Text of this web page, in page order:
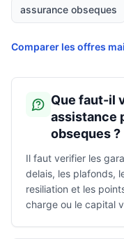
assurance obseques
Comparer les offres
Que faut-il
assistance
obseques ?
Il faut verifier les
delais, les plafonds,
resiliation et les
charge ou le capital